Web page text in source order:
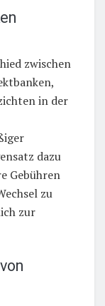
zwischen
in der
dazu
Gebühren
zu
zur